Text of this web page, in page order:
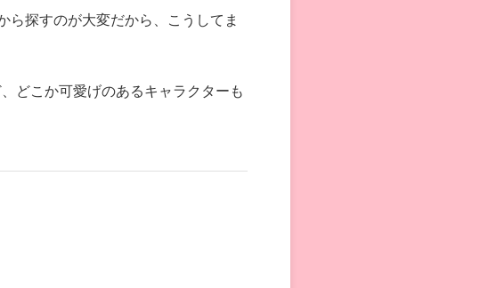
ら探すのが大変だから、こうしてま
どこか可愛げのあるキャラクターも